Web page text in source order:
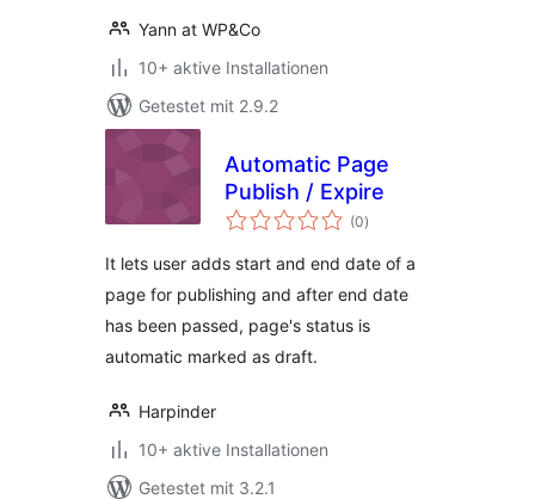
Yann at WP&Co
10+ aktive Installationen
Getestet mit 2.9.2
Automatic Page
Publish / Expire
(0Bewertungen
insgesamt
)
It lets user adds start and end date of a
page for publishing and after end date
has been passed, page's status is
automatic marked as draft.
Harpinder
10+ aktive Installationen
Getestet mit 3.2.1